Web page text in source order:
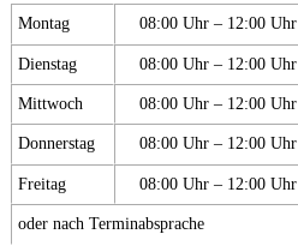
Montag 08:00 Uhr – 12:00 Uhr
Dienstag 08:00 Uhr – 12:00 Uhr
Mittwoch 08:00 Uhr – 12:00 Uhr
Donnerstag 08:00 Uhr – 12:00 Uhr
Freitag 08:00 Uhr – 12:00 Uhr
oder nach Terminabsprache